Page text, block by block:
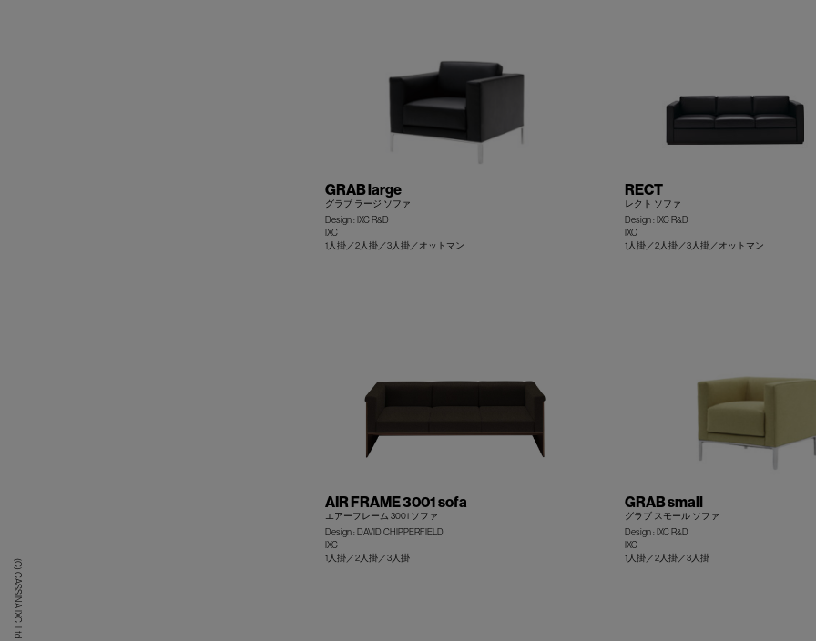
(C) CASSINA IXC. Ltd.
GRAB large
グラブ ラージ ソファ
Design : IXC R&D
IXC
1人掛／2人掛／3人掛／オットマン
RECT
レクト ソファ
Design : IXC R&D
IXC
1人掛／2人掛／3人掛／オットマン
AIR FRAME 3001 sofa
エアーフレーム 3001 ソファ
Design : DAVID CHIPPERFIELD
IXC
1人掛／2人掛／3人掛
GRAB small
グラブ スモール ソファ
Design : IXC R&D
IXC
1人掛／2人掛／3人掛